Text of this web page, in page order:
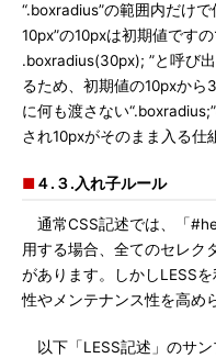
“.boxradius”の範囲内だけ
10px”の10pxは初期値です
.boxradius(30px); ”と呼び
るため、初期値の10pxか
に何も渡さない
され10pxがそのまま入る仕
■４.３.入れ子ルール
通常CSS記述では、「
用する場合、全てのセレ
があります。しかしLESS
性やメンテナンス性を高め
以下「LESS記述」のサ